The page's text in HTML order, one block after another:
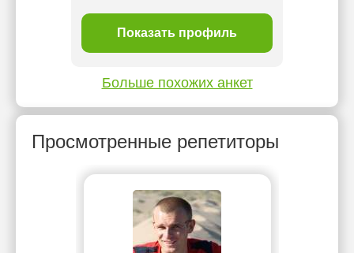
Показать профиль
Больше похожих анкет
Просмотренные репетиторы